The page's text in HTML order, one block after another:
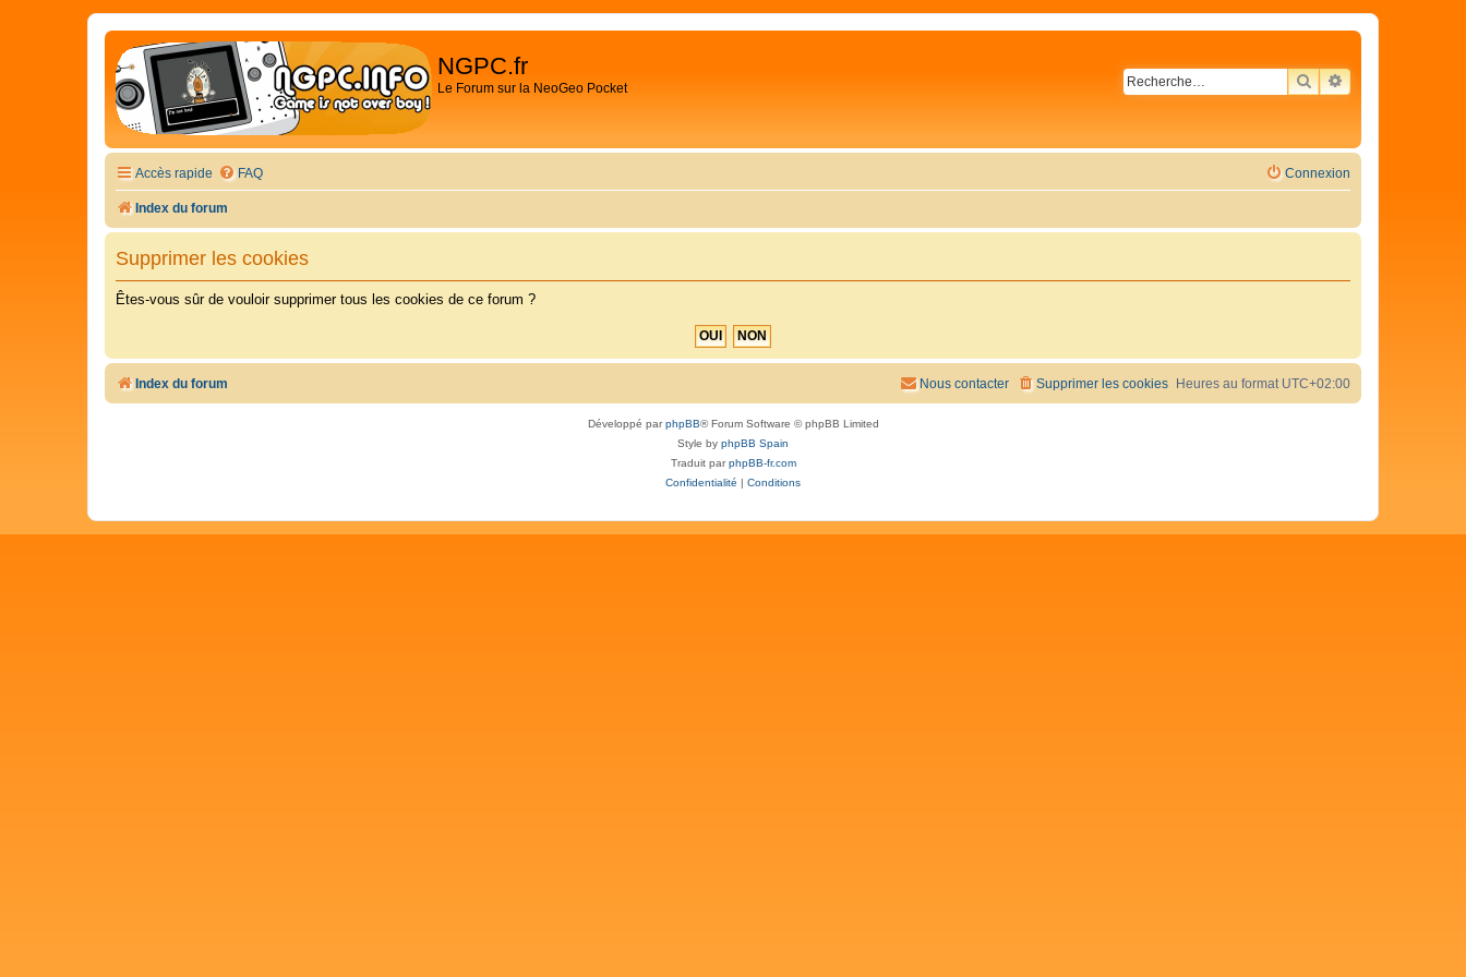
NGPC.fr
Le Forum sur la NeoGeo Pocket RECHERCHER
RECHERCHE
Accès rapide FAQ Connexion
Index du forum
Supprimer les cookies
Êtes-vous sûr de vouloir supprimer tous les cookies de ce forum ?
Index du forum Heures au format UTC+02:00
Supprimer les cookies
Nous contacter
Développé parphpBB® Forum Software © phpBB Limited
Style by phpBB Spain
Traduit parphpBB-fr.com
Confidentialité | Conditions